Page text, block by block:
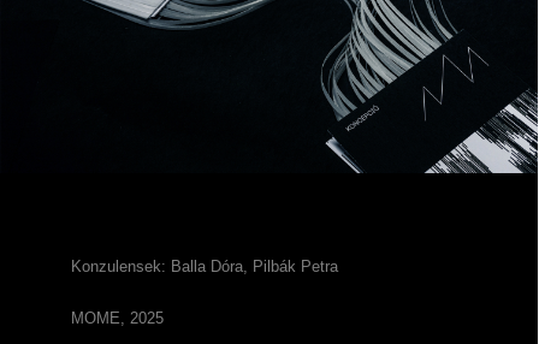
Konzulensek: Balla Dóra, Pilbák Petra
MOME, 2025